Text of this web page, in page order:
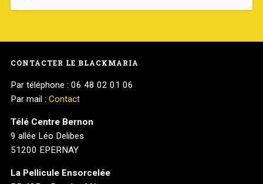
CONTACTER LE BLACKMARIA
Par téléphone : 06 48 02 01 06
Par mail : Contact
Télé Centre Bernon
9 allée Léo Delibes
51200 EPERNAY
La Pellicule Ensorcelée